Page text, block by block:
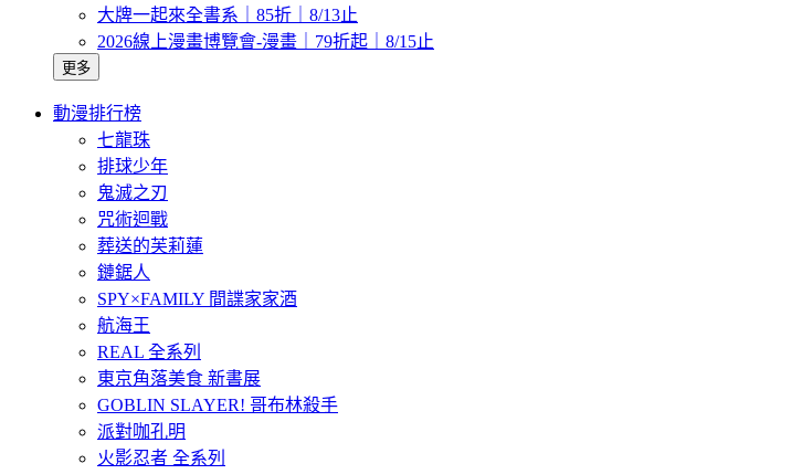
大牌一起來全書系｜85折｜8/13止
2026線上漫畫博覽會-漫畫｜79折起｜8/15止
更多
動漫排行榜
七龍珠
排球少年
鬼滅之刃
咒術迴戰
葬送的芙莉蓮
鏈鋸人
SPY×FAMILY 間諜家家酒
航海王
REAL 全系列
東京角落美食 新書展
GOBLIN SLAYER! 哥布林殺手
派對咖孔明
火影忍者 全系列